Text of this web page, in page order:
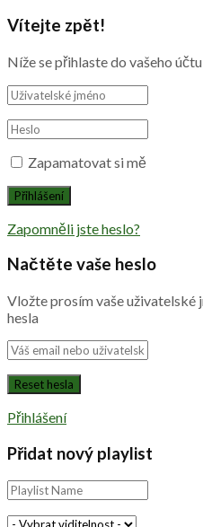
Vítejte zpět!
Níže se přihlaste do vašeho účtu
Zapamatovat si mě
Zapomněli jste heslo?
Načtěte vaše heslo
Vložte prosím vaše uživatelské
hesla
Přihlášení
Přidat nový playlist